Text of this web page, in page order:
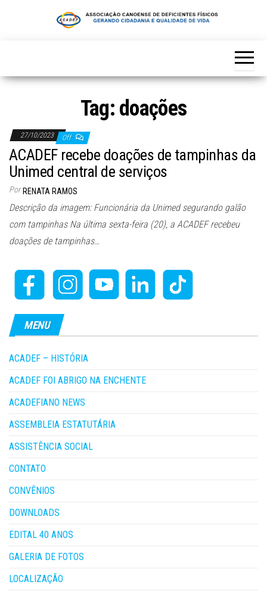
Tag: doações
27/10/2023 Off
ACADEF recebe doações de tampinhas da
Unimed central de serviços
Por RENATA RAMOS
Descrição da imagem: Funcionária da Unimed segurando galão
com tampinhas Na última sexta-feira (20), a ACADEF recebeu
doações de tampinhas…
MENU
ACADEF – HISTÓRIA
ACADEF FOI ABRIGO NA ENCHENTE
ACADEFIANO NEWS
ASSEMBLEIA ESTATUTÁRIA
ASSISTÊNCIA SOCIAL
CONTATO
CONVÊNIOS
DOWNLOADS
EDITAL 40 ANOS
GALERIA DE FOTOS
LOCALIZAÇÃO